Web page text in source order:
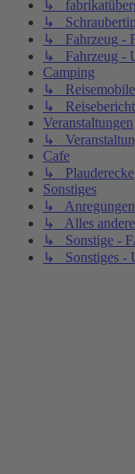
↳
↳
↳ Fahrzeug -
↳ Fahrzeug -
Camping
↳ Reisemobile
↳
Veranstaltungen
↳
Cafe
↳ Plauderecke
Sonstiges
↳
↳ Alles
↳ Sonstige -
↳ Sonstiges -